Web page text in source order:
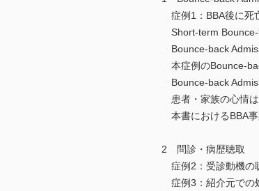
症例1：BBA後に死
Short-term Bounce-
Bounce-back
本症例のBounce-
Bounce-back
患者・家族の心情は
本書におけるBBA
2 問診・病歴聴取
症例2：受診動機の
症例3：紹介元での